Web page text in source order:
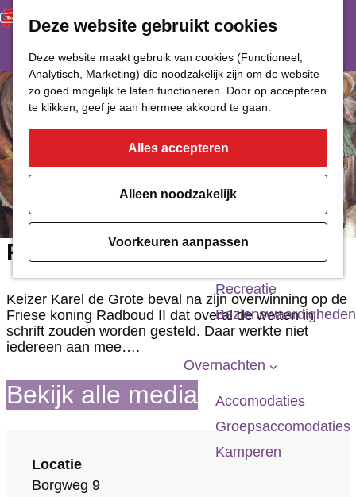
Deze website gebruikt cookies
Deze website maakt gebruik van cookies (Functioneel,
Analytisch, Marketing) die noodzakelijk zijn om de website
zo goed mogelijk te laten functioneren. Door op accepteren
te klikken, geef je aan hiermee akkoord te gaan.
Alles accepteren
Alleen noodzakelijk
Voorkeuren aanpassen
a
n
a
a
r
d
e
m
e
a
g
Restaurant
Eetcafé
Café of Bar
Nachtclub
Cultuur
Bioscoop & Theater
Uitgaan
Monumenten
Musea
Recreatie
Bezienswaardigheden
Overnachten
Accomodaties
Groepsaccomodaties
Kamperen
Riepster Licht
Keizer Karel de Grote beval na zijn overwinning op de
Friese koning Radboud II dat overal de wetten in
schrift zouden worden gesteld. Daar werkte niet
iedereen aan mee….
Bekijk alle media
Locatie
Borgweg 9